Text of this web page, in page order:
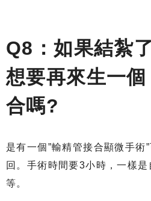
Q8：如果結紮
想要再來生一
合嗎?
是有一個”輸精管接合顯微手術
回。手術時間要3小時，一樣
等。